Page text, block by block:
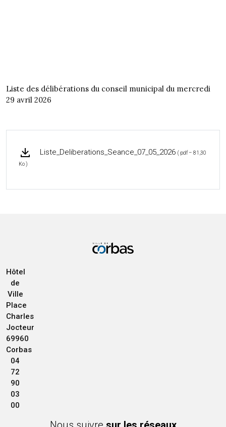
Liste des délibérations du conseil municipal du mercredi
29 avril 2026
Liste_Deliberations_Seance_07_05_2026 ( pdf – 81,30
Ko )
Hôtel
de
Ville
Place
Charles
Jocteur
69960
Corbas
04
72
90
03
00